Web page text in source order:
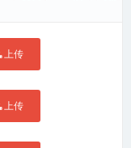
上传
上传